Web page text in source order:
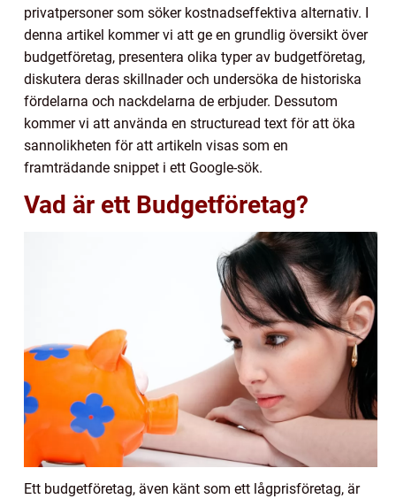
privatpersoner som söker kostnadseffektiva alternativ. I
denna artikel kommer vi att ge en grundlig översikt över
budgetföretag, presentera olika typer av budgetföretag,
diskutera deras skillnader och undersöka de historiska
fördelarna och nackdelarna de erbjuder. Dessutom
kommer vi att använda en structuread text för att öka
sannolikheten för att artikeln visas som en
framträdande snippet i ett Google-sök.
Vad är ett Budgetföretag?
Ett budgetföretag, även känt som ett lågprisföretag, är